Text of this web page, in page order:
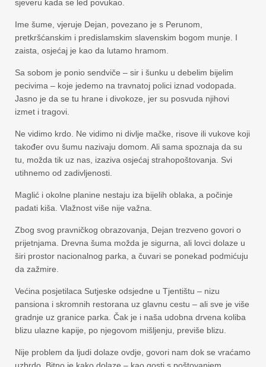
sjeveru kada se led povukao.
Ime šume, vjeruje Dejan, povezano je s Perunom,
pretkršćanskim i predislamskim slavenskim bogom munje. I
zaista, osjećaj je kao da lutamo hramom.
Sa sobom je ponio sendviče – sir i šunku u debelim bijelim
pecivima – koje jedemo na travnatoj polici iznad vodopada.
Jasno je da se tu hrane i divokoze, jer su posvuda njihovi
izmet i tragovi.
Ne vidimo krdo. Ne vidimo ni divlje mačke, risove ili vukove koji
također ovu šumu nazivaju domom. Ali sama spoznaja da su
tu, možda tik uz nas, izaziva osjećaj strahopoštovanja. Svi
utihnemo od zadivljenosti.
Maglić i okolne planine nestaju iza bijelih oblaka, a počinje
padati kiša. Vlažnost više nije važna.
Zbog svog pravničkog obrazovanja, Dejan trezveno govori o
prijetnjama. Drevna šuma možda je sigurna, ali lovci dolaze u
širi prostor nacionalnog parka, a čuvari se ponekad podmićuju
da zažmire.
Većina posjetilaca Sutjeske odsjedne u Tjentištu – nizu
pansiona i skromnih restorana uz glavnu cestu – ali sve je više
gradnje uz granice parka. Čak je i naša udobna drvena koliba
blizu ulazne kapije, po njegovom mišljenju, previše blizu.
Nije problem da ljudi dolaze ovdje, govori nam dok se vraćamo